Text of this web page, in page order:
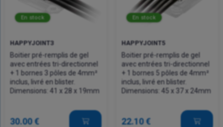
En stock
HAPPYJOINT3
Boitier pré-remplis de gel
avec entrées tri-directionnel
+ 1 bornes 3 pôles de 4mm²
inclus, livré en blister.
Dimensions: 41 x 28 x 19mm
30.00 €
En stock
HAPPYJOINT5
Boitier pré-remplis de gel
avec entrées tri-directionnel
+ 1 bornes 5 pôles de 4mm²
inclus, livré en blister.
Dimensions: 45 x 37 x 24mm
22.10 €